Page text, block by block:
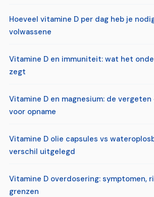
Hoeveel vitamine D per dag heb je
volwassene
Vitamine D en immuniteit: wat het
zegt
Vitamine D en magnesium: de
voor opname
Vitamine D olie capsules vs
verschil uitgelegd
Vitamine D overdosering: symptomen,
grenzen